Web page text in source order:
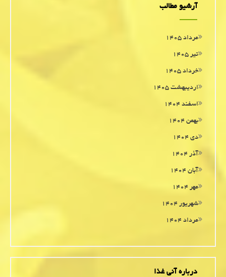
آرشیو مطالب
مرداد ۱۴۰۵
تیر ۱۴۰۵
خرداد ۱۴۰۵
اردیبهشت ۱۴۰۵
اسفند ۱۴۰۴
بهمن ۱۴۰۴
دی ۱۴۰۴
آذر ۱۴۰۴
آبان ۱۴۰۴
مهر ۱۴۰۴
شهریور ۱۴۰۴
مرداد ۱۴۰۴
درباره آنی غذا